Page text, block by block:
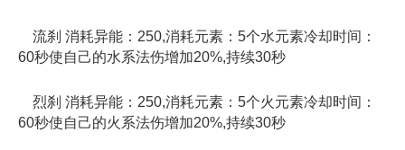
流刹 消耗异能：250,消耗元素：5个水元素冷却时间：
60秒使自己的水系法伤增加20%,持续30秒
烈刹 消耗异能：250,消耗元素：5个火元素冷却时间：
60秒使自己的火系法伤增加20%,持续30秒